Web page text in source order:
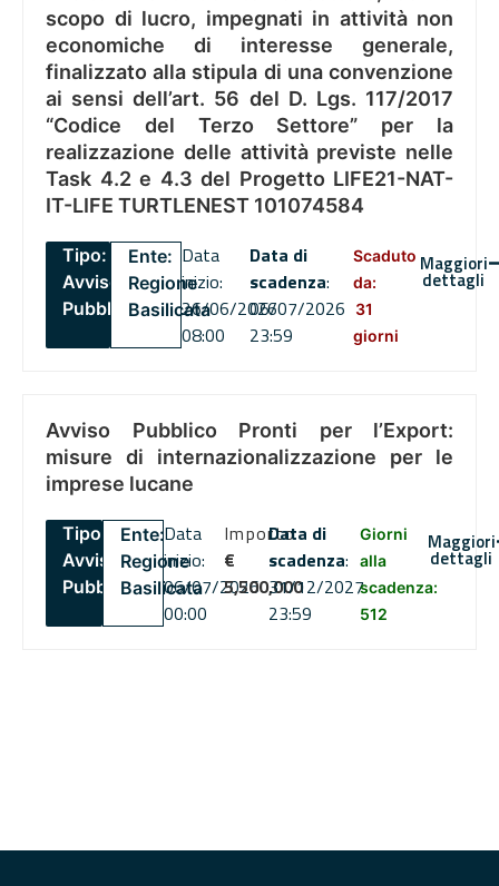
scopo di lucro, impegnati in attività non
economiche di interesse generale,
finalizzato alla stipula di una convenzione
ai sensi dell’art. 56 del D. Lgs. 117/2017
“Codice del Terzo Settore” per la
realizzazione delle attività previste nelle
Task 4.2 e 4.3 del Progetto LIFE21-NAT-
IT-LIFE TURTLENEST 101074584
Tipo:
Avviso
Pubblico
Ente:
Regione
Basilicata
Data
inizio:
26/06/2026
08:00
Data di
scadenza:
06/07/2026
23:59
Scaduto
da:
31
giorni
Maggiori
dettagli
Avviso Pubblico Pronti per l’Export:
misure di internazionalizzazione per le
imprese lucane
Tipo:
Avviso
Pubblico
Ente:
Regione
Basilicata
Data
inizio:
06/07/2026
00:00
Importo
€
5,500,000
Data di
scadenza:
31/12/2027
23:59
Giorni
alla
scadenza:
512
Maggiori
dettagli